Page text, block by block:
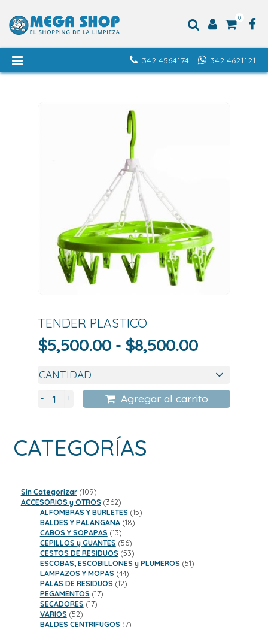
0
342 4621121
342 4564174
TENDER PLASTICO
$5,500.00 - $8,500.00Rango
precios:
desde
- + Agregar al carrito
CATEGORÍAS
Sin Categorizar 109109
productos
ACCESORIOS y OTROS 362362
productos
ALFOMBRAS Y BURLETES 1515
BALDES Y PALANGANA 1818
CABOS Y SOPAPAS 1313
productos
CEPILLOS y GUANTES 5656
productos
CESTOS DE RESIDUOS 5353
productos
ESCOBAS, ESCOBILLONES y PLUMEROS 5151
LAMPAZOS Y MOPAS 4444
productos
PALAS DE RESIDUOS 1212
PEGAMENTOS 1717
SECADORES 1717
VARIOS 5252
productos
BALDES CENTRIFUGOS 77